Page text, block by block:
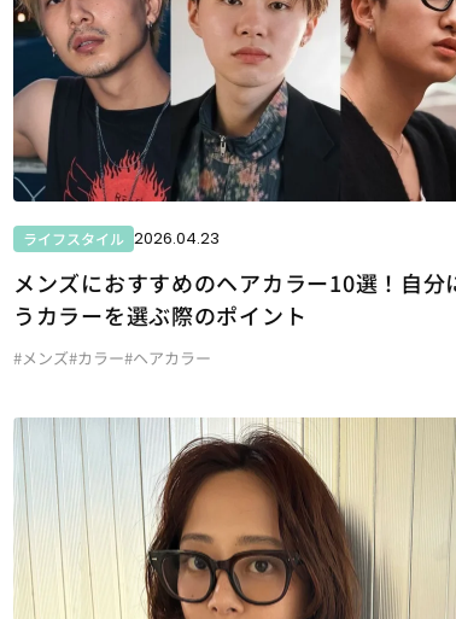
ライフスタイル 2026.04.23
メンズにおすすめのヘアカラー10選！自分
うカラーを選ぶ際のポイント
#メンズ#カラー#ヘアカラー